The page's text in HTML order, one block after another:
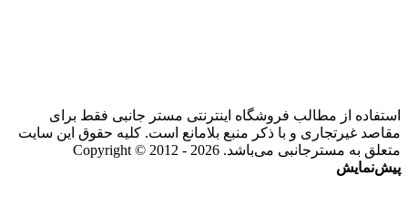
استفاده از مطالب فروشگاه اینترنتی مستر جانبی فقط برای
مقاصد غیرتجاری و با ذکر منبع بلامانع است. کلیه حقوق این سایت
متعلق به مسترجانبی می‌باشد. Copyright © 2012 - 2026
پیش‌نمایش